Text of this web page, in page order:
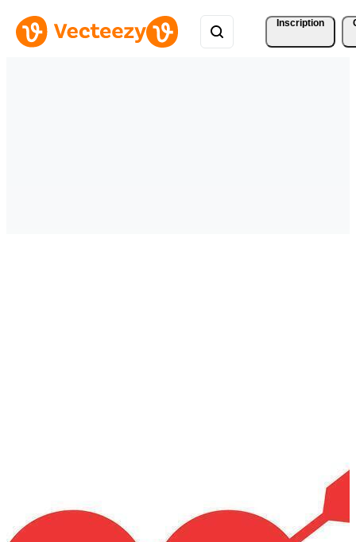
Inscription